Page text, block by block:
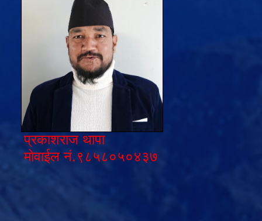
प्रकाशराज थापा
मोवाईल नं.९८५८०५०४३७